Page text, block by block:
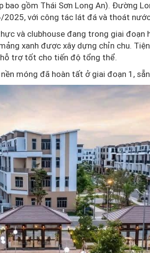
gồm Thái Sơn Long An). Đường
với công tác lát đá và thoát
và clubhouse đang trong giai đoạn
xanh được xây dựng chỉn chu.
hỗ trợ tốt cho tiến độ tổng thể.
móng đã hoàn tất ở giai đoạn 1,